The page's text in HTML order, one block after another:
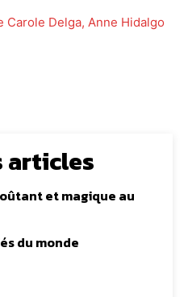
Delga, Anne Hidalgo
articles
et magique au
du monde